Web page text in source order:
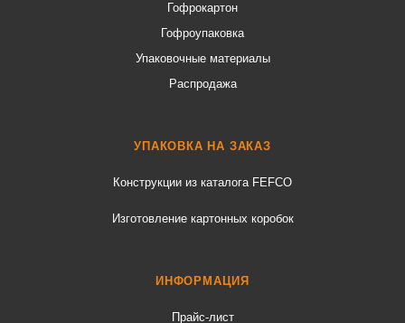
Гофрокартон
Гофроупаковка
Упаковочные материалы
Распродажа
УПАКОВКА НА ЗАКАЗ
Конструкции из каталога FEFCO
Изготовление картонных коробок
ИНФОРМАЦИЯ
Прайс-лист